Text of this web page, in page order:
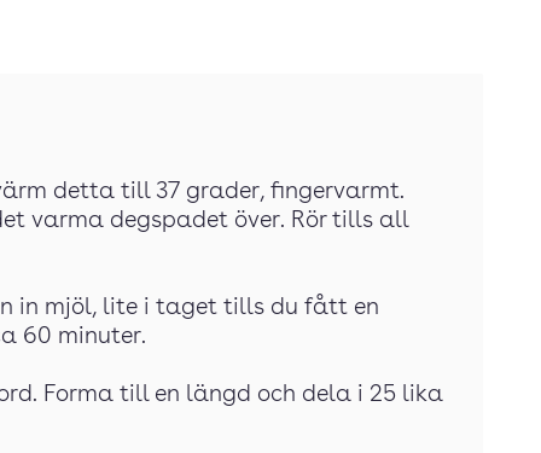
detta till 37 grader, fingervarmt.
varma degspadet över. Rör tills all
in mjöl, lite i taget tills du fått en
60 minuter.
Forma till en längd och dela i 25 lika